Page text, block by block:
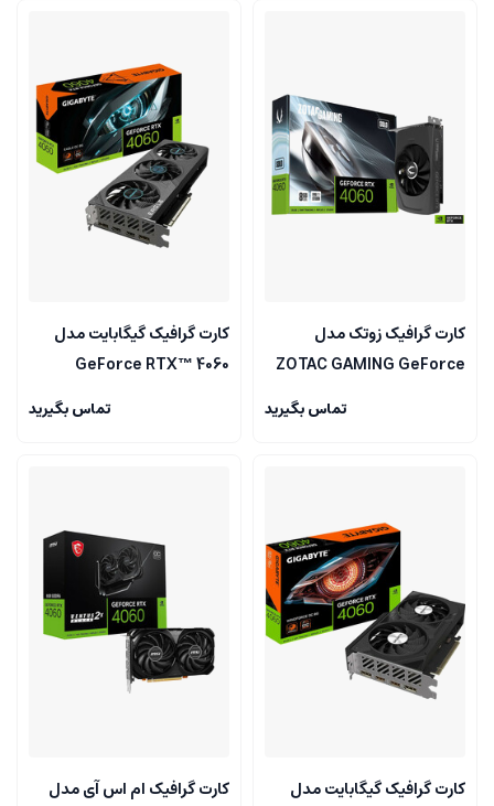
کارت گرافیک زوتک مدل
ZOTAC GAMING GeForce
تماس بگیرید
کارت گرافیک گیگابایت مدل
GeForce RTX™ 4060
تماس بگیرید
کارت گرافیک گیگابایت مدل
کارت گرافیک ام اس آی مدل